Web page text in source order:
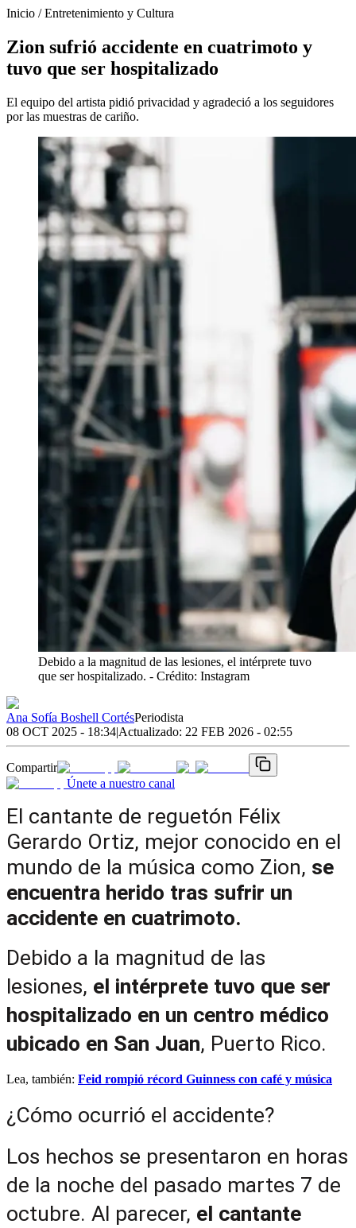
Inicio /Entretenimiento y Cultura
Zion sufrió accidente en cuatrimoto y
tuvo que ser hospitalizado
El equipo del artista pidió privacidad y agradeció a los seguidores
por las muestras de cariño.
Debido a la magnitud de las lesiones, el intérprete tuvo
que ser hospitalizado. - Crédito: Instagram
Ana Sofía Boshell CortésPeriodista
08 OCT 2025 - 18:34|Actualizado: 22 FEB 2026 - 02:55
Compartir
Únete a nuestro canal
El cantante de reguetón Félix
Gerardo Ortiz, mejor conocido en el
mundo de la música como Zion, se
encuentra herido tras sufrir un
accidente en cuatrimoto.
Debido a la magnitud de las
lesiones, el intérprete tuvo que ser
hospitalizado en un centro médico
ubicado en San Juan, Puerto Rico.
Lea, también: Feid rompió récord Guinness con café y música
¿Cómo ocurrió el accidente?
Los hechos se presentaron en horas
de la noche del pasado martes 7 de
octubre. Al parecer, el cantante